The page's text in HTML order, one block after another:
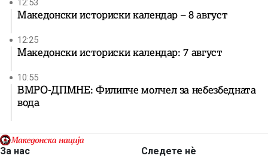
12:53
Македонски историски календар – 8 август
12:25
Македонски историски календар: 7 август
10:55
ВМРО-ДПМНЕ: Филипче молчел за небезбедната
вода
За нас
Следете нѐ